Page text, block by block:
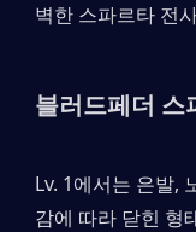
벽한 스파르타 전
블러드페더 스
Lv. 1에서는 은발,
감에 따라 닫힌 형